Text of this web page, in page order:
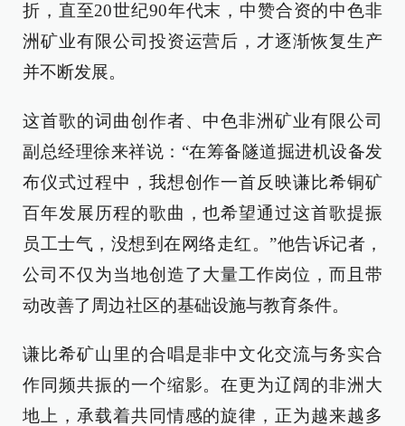
折，直至20世纪90年代末，中赞合资的中色非
洲矿业有限公司投资运营后，才逐渐恢复生产
并不断发展。
这首歌的词曲创作者、中色非洲矿业有限公司
副总经理徐来祥说：“在筹备隧道掘进机设备发
布仪式过程中，我想创作一首反映谦比希铜矿
百年发展历程的歌曲，也希望通过这首歌提振
员工士气，没想到在网络走红。”他告诉记者，
公司不仅为当地创造了大量工作岗位，而且带
动改善了周边社区的基础设施与教育条件。
谦比希矿山里的合唱是非中文化交流与务实合
作同频共振的一个缩影。在更为辽阔的非洲大
地上，承载着共同情感的旋律，正为越来越多